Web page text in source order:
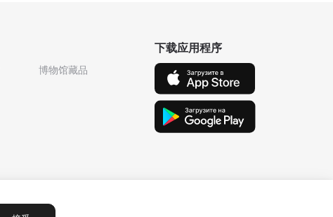
博物馆藏品
下载应用程序